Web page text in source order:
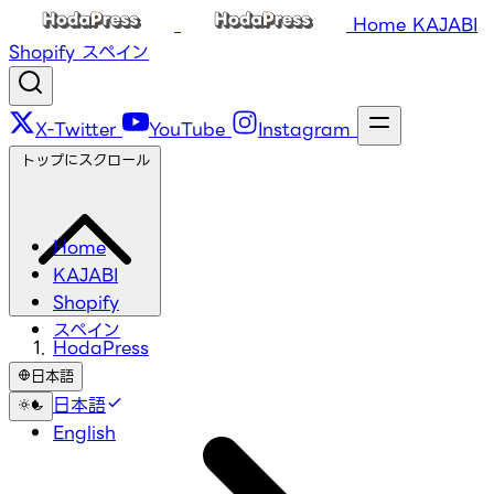
Home KAJABI
Shopify スペイン
X-Twitter YouTube Instagram
Home
KAJABI
Shopify
スペイン
日本語
日本語
English
トップにスクロール
HodaPress